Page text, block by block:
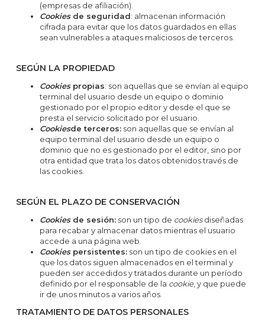
(empresas de afiliación).
Cookies de seguridad: almacenan información
cifrada para evitar que los datos guardados en ellas
sean vulnerables a ataques maliciosos de terceros.
SEGÚN LA PROPIEDAD
Cookiespropias: son aquellas que se envían al equipo
terminal del usuario desde un equipo o dominio
gestionado por el propio editor y desde el que se
presta el servicio solicitado por el usuario.
Cookiesde terceros: son aquellas que se envían al
equipo terminal del usuario desde un equipo o
dominio que no es gestionado por el editor, sino por
otra entidad que trata los datos obtenidos través de
las cookies.
SEGÚN EL PLAZO DE CONSERVACIÓN
Cookiesde sesión: son un tipo de cookiesdiseñadas
para recabar y almacenar datos mientras el usuario
accede a una página web.
Cookiespersistentes: son un tipo de cookies en el
que los datos siguen almacenados en el terminal y
pueden ser accedidos y tratados durante un período
definido por el responsable de la cookie, y que puede
ir de unos minutos a varios años.
TRATAMIENTO DE DATOS PERSONALES